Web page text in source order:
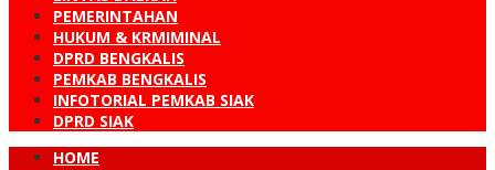
PEMERINTAHAN
HUKUM & KRMIMINAL
DPRD BENGKALIS
PEMKAB BENGKALIS
INFOTORIAL PEMKAB SIAK
DPRD SIAK
HOME